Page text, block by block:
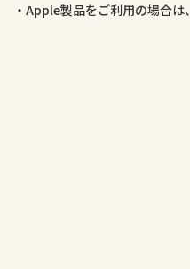
Apple製品をご利用の場合は、